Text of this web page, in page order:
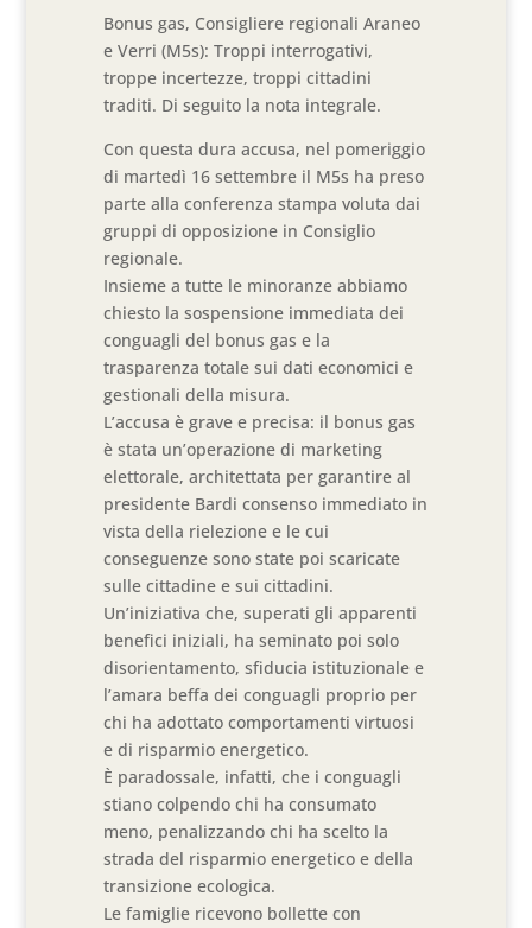
Bonus gas, Consigliere regionali Araneo
e Verri (M5s): Troppi interrogativi,
troppe incertezze, troppi cittadini
traditi. Di seguito la nota integrale.
Con questa dura accusa, nel pomeriggio
di martedì 16 settembre il M5s ha preso
parte alla conferenza stampa voluta dai
gruppi di opposizione in Consiglio
regionale.
Insieme a tutte le minoranze abbiamo
chiesto la sospensione immediata dei
conguagli del bonus gas e la
trasparenza totale sui dati economici e
gestionali della misura.
L’accusa è grave e precisa: il bonus gas
è stata un’operazione di marketing
elettorale, architettata per garantire al
presidente Bardi consenso immediato in
vista della rielezione e le cui
conseguenze sono state poi scaricate
sulle cittadine e sui cittadini.
Un’iniziativa che, superati gli apparenti
benefici iniziali, ha seminato poi solo
disorientamento, sfiducia istituzionale e
l’amara beffa dei conguagli proprio per
chi ha adottato comportamenti virtuosi
e di risparmio energetico.
È paradossale, infatti, che i conguagli
stiano colpendo chi ha consumato
meno, penalizzando chi ha scelto la
strada del risparmio energetico e della
transizione ecologica.
Le famiglie ricevono bollette con